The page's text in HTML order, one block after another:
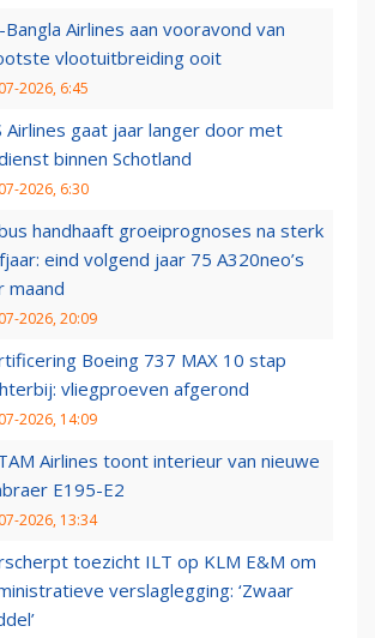
Bangla Airlines aan vooravond van
vlootuitbreiding ooit
2026, 6:45
Airlines gaat jaar langer door met
binnen Schotland
2026, 6:30
handhaaft groeiprognoses na sterk
eind volgend jaar 75 A320neo’s
maand
2026, 20:09
Boeing 737 MAX 10 stap
vliegproeven afgerond
2026, 14:09
Airlines toont interieur van nieuwe
E195-E2
2026, 13:34
toezicht ILT op KLM E&M om
verslaglegging: ‘Zwaar